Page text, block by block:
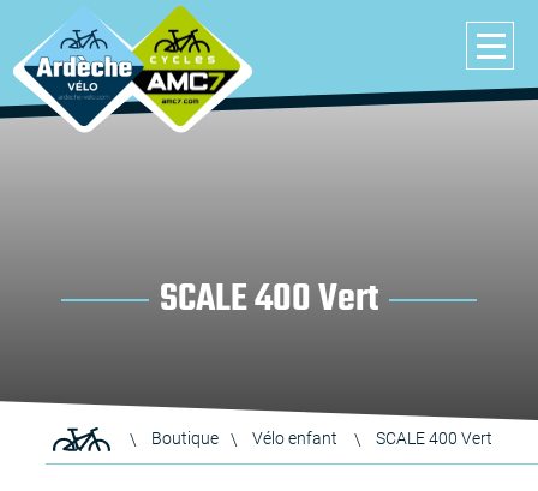
SCALE 400 Vert
Boutique Vélo enfant SCALE 400 Vert